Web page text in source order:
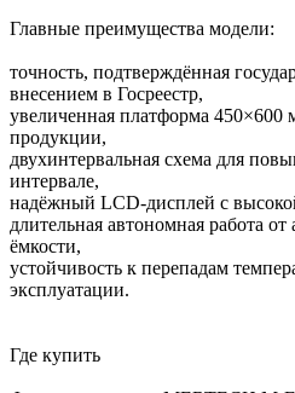
Главные преимущества модели:
точность, подтверждённая
внесением в Госреестр,
увеличенная платформа 450×600
продукции,
двухинтервальная схема для
интервале,
надёжный LCD-дисплей с
длительная автономная работа
ёмкости,
устойчивость к перепадам
эксплуатации.
Где купить